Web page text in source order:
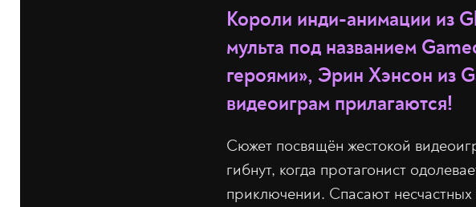
Короли инди-анимации из
мульта под названием
героями», Эрин Хэнсон из
видеоиграм прилагаются!
Сюжет посвящён жестокой
гибнут, когда протагонист
приключении. Спасают